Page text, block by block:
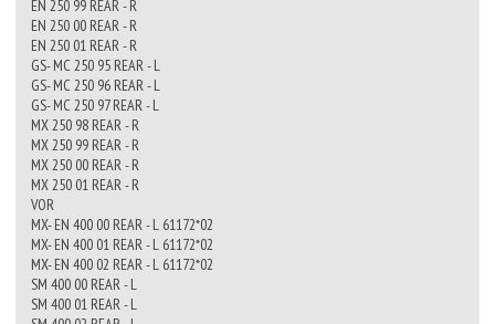
EN 250 99 REAR - R
EN 250 00 REAR - R
EN 250 01 REAR - R
GS- MC 250 95 REAR - L
GS- MC 250 96 REAR - L
GS- MC 250 97 REAR - L
MX 250 98 REAR - R
MX 250 99 REAR - R
MX 250 00 REAR - R
MX 250 01 REAR - R
VOR
MX- EN 400 00 REAR - L 61172*02
MX- EN 400 01 REAR - L 61172*02
MX- EN 400 02 REAR - L 61172*02
SM 400 00 REAR - L
SM 400 01 REAR - L